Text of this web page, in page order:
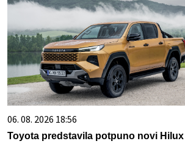
06. 08. 2026 18:56
Toyota predstavila potpuno novi Hilux